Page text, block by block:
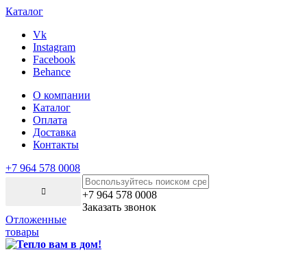
Каталог
Vk
Instagram
Facebook
Behance
О компании
Каталог
Оплата
Доставка
Контакты
+7 964 578 0008
+7 964 578 0008
Заказать звонок
Отложенные
товары